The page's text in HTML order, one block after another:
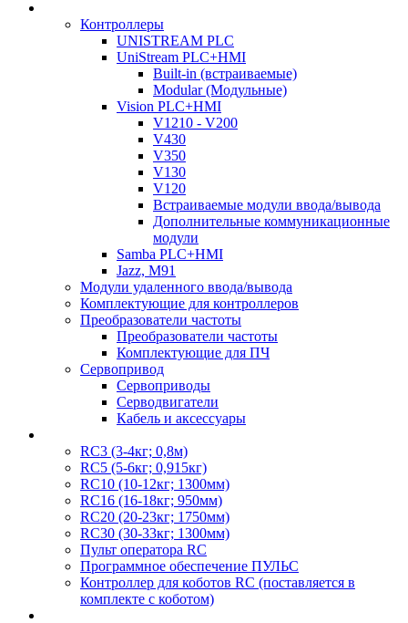
Контроллеры
UNISTREAM PLC
UniStream PLC+HMI
Built-in (встраиваемые)
Modular (Модульные)
Vision PLC+HMI
V1210 - V200
V430
V350
V130
V120
Встраиваемые модули ввода/вывода
Дополнительные коммуникационные
модули
Samba PLC+HMI
Jazz, M91
Модули удаленного ввода/вывода
Комплектующие для контроллеров
Преобразователи частоты
Преобразователи частоты
Комплектующие для ПЧ
Сервопривод
Сервоприводы
Серводвигатели
Кабель и аксессуары
RC3 (3-4кг; 0,8м)
RC5 (5-6кг; 0,915кг)
RC10 (10-12кг; 1300мм)
RC16 (16-18кг; 950мм)
RC20 (20-23кг; 1750мм)
RC30 (30-33кг; 1300мм)
Пульт оператора RC
Программное обеспечение ПУЛЬС
Контроллер для коботов RC (поставляется в
комплекте с коботом)